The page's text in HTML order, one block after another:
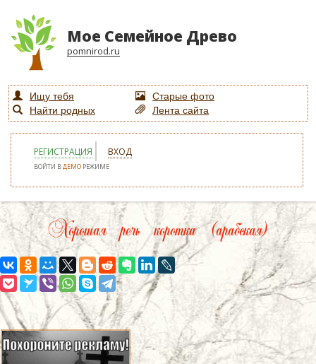
Мое Семейное Древо
pomnirod.ru
Ищу тебя
Старые фото
Найти родных
Лента сайта
РЕГИСТРАЦИЯ ВХОД
ВОЙТИ ВДЕМО РЕЖИМЕ
Хорошая речь коротка (арабская)